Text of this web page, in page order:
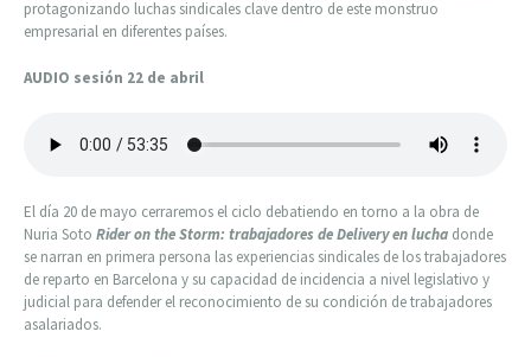
protagonizando luchas sindicales clave dentro de este monstruo
empresarial en diferentes países.
AUDIO sesión 22 de abril
El día 20 de mayo cerraremos el ciclo debatiendo en torno a la obra de
Nuria Soto Rider on the Storm: trabajadores de Delivery en lucha donde
se narran en primera persona las experiencias sindicales de los trabajadores
de reparto en Barcelona y su capacidad de incidencia a nivel legislativo y
judicial para defender el reconocimiento de su condición de trabajadores
asalariados.